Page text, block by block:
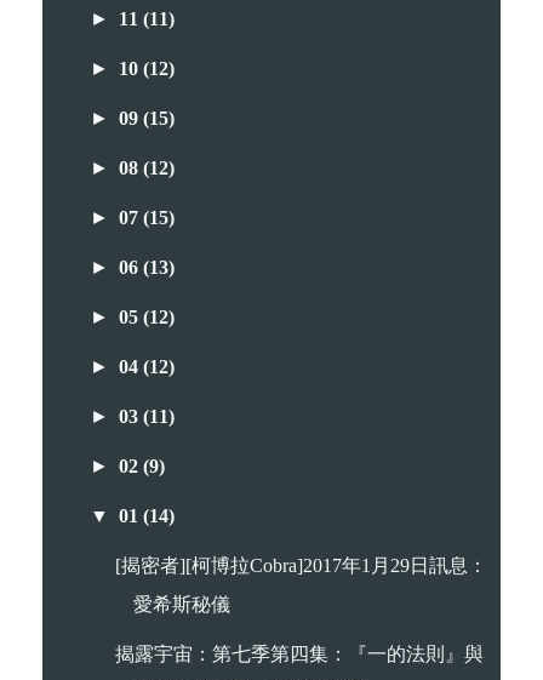
► 11(11)
► 10(12)
►09(15)
►08(12)
►07(15)
►06(13)
►05(12)
►04(12)
►03(11)
►02(9)
▼01(14)
[揭密者][柯博拉Cobra]2017年1月29日訊息：
愛希斯秘儀
揭露宇宙：第七季第四集：『一的法則』與